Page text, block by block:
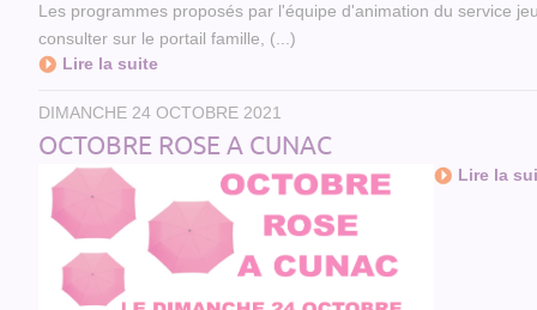
Les programmes proposés par l'équipe d'animation du service
consulter sur le portail famille, (...)
Lire la suite
DIMANCHE 24 OCTOBRE 2021
OCTOBRE ROSE A CUNAC
Lire la